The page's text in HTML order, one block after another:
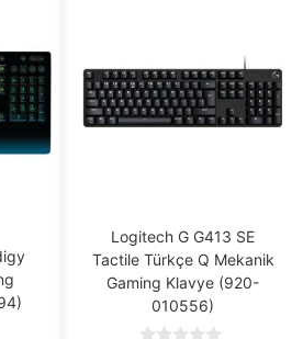
Logitech G G413 SE
Tactile Türkçe Q Mekanik
Gaming Klavye (920-
010556)